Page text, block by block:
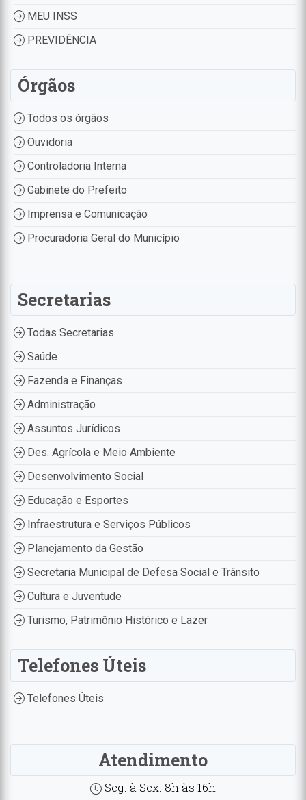
MEU INSS
PREVIDÊNCIA
Órgãos
Todos os órgãos
Ouvidoria
Controladoria Interna
Gabinete do Prefeito
Imprensa e Comunicação
Procuradoria Geral do Município
Secretarias
Todas Secretarias
Saúde
Fazenda e Finanças
Administração
Assuntos Jurídicos
Des. Agrícola e Meio Ambiente
Desenvolvimento Social
Educação e Esportes
Infraestrutura e Serviços Públicos
Planejamento da Gestão
Secretaria Municipal de Defesa Social e Trânsito
Cultura e Juventude
Turismo, Patrimônio Histórico e Lazer
Telefones Úteis
Telefones Úteis
Atendimento
Seg. à Sex. 8h às 16h